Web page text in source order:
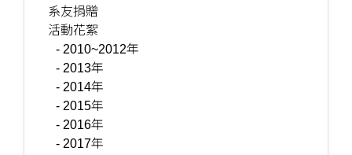
系友捐贈
活動花絮
- 2010~2012年
- 2013年
- 2014年
- 2015年
- 2016年
- 2017年